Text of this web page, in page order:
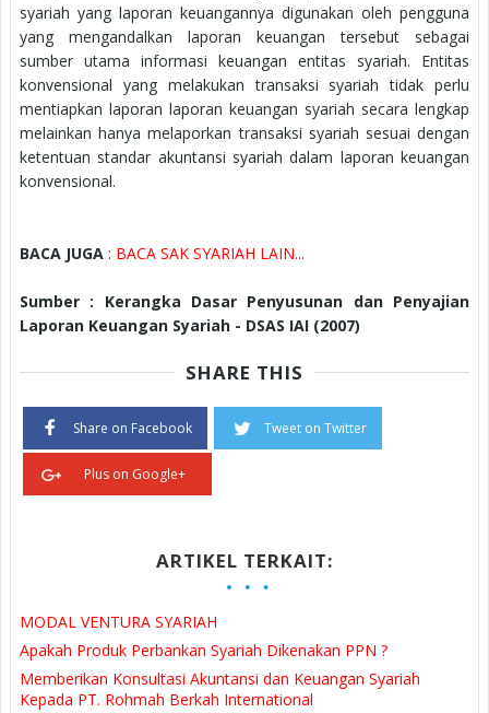
syariah yang laporan keuangannya digunakan oleh pengguna
yang mengandalkan laporan keuangan tersebut sebagai
sumber utama informasi keuangan entitas syariah. Entitas
konvensional yang melakukan transaksi syariah tidak perlu
mentiapkan laporan laporan keuangan syariah secara lengkap
melainkan hanya melaporkan transaksi syariah sesuai dengan
ketentuan standar akuntansi syariah dalam laporan keuangan
konvensional.
BACA JUGA : BACA SAK SYARIAH LAIN...
Sumber : Kerangka Dasar Penyusunan dan Penyajian
Laporan Keuangan Syariah - DSAS IAI (2007)
SHARE THIS
Share on Facebook Tweet on Twitter
Plus on Google+
ARTIKEL TERKAIT:
MODAL VENTURA SYARIAH
Apakah Produk Perbankan Syariah Dikenakan PPN ?
Memberikan Konsultasi Akuntansi dan Keuangan Syariah
Kepada PT. Rohmah Berkah International